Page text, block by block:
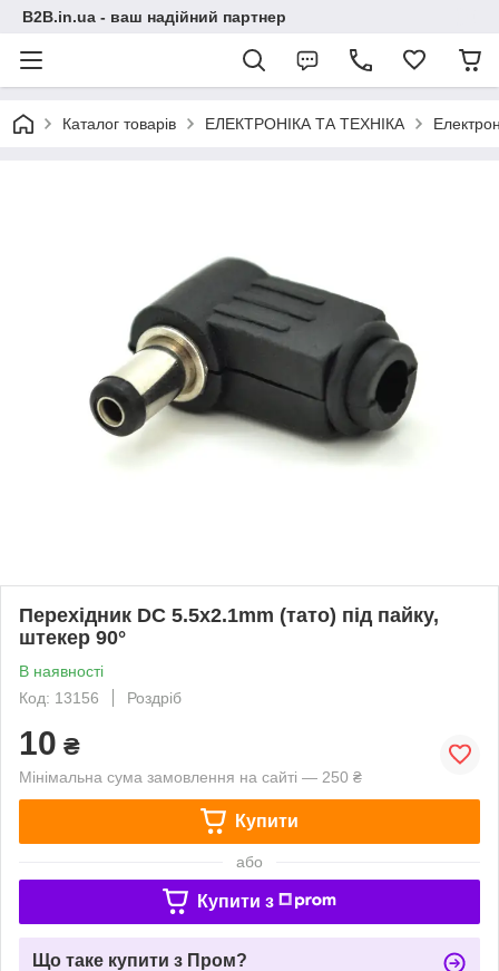
B2B.in.ua - ваш надійний партнер
Каталог товарів ЕЛЕКТРОНІКА ТА ТЕХНІКА
Перехідник DC 5.5x2.1mm (тато) під пайку,
штекер 90°
В наявності
Код: 13156
Роздріб
10 ₴
Мінімальна сума замовлення на сайті — 250 ₴
Купити
або
Купити з
Що таке купити з Пром?